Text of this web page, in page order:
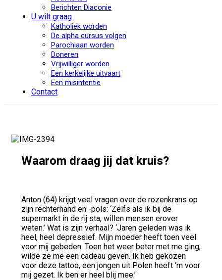
Berichten Diaconie
U wilt graag
Katholiek worden
De alpha cursus volgen
Parochiaan worden
Doneren
Vrijwilliger worden
Een kerkelijke uitvaart
Een misintentie
Contact
Waarom draag jij dat kruis?
Anton (64) krijgt veel vragen over de rozenkrans op
zijn rechterhand en -pols: ‘Zelfs als ik bij de
supermarkt in de rij sta, willen mensen erover
weten.’ Wat is zijn verhaal? ‘Jaren geleden was ik
heel, heel depressief. Mijn moeder heeft toen veel
voor mij gebeden. Toen het weer beter met me ging,
wilde ze me een cadeau geven. Ik heb gekozen
voor deze tattoo, een jongen uit Polen heeft ‘m voor
mij gezet. Ik ben er heel blij mee.’